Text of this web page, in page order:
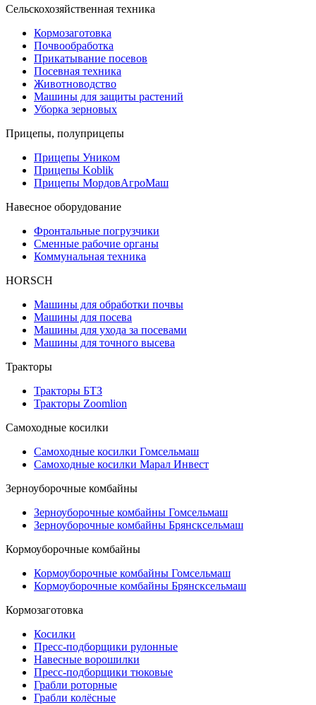
Сельскохозяйственная техника
Кормозаготовка
Почвообработка
Прикатывание посевов
Посевная техника
Животноводство
Машины для защиты растений
Уборка зерновых
Прицепы, полуприцепы
Прицепы Уником
Прицепы Koblik
Прицепы МордовАгроМаш
Навесное оборудование
Фронтальные погрузчики
Сменные рабочие органы
Коммунальная техника
HORSCH
Машины для обработки почвы
Машины для посева
Машины для ухода за посевами
Машины для точного высева
Тракторы
Тракторы БТЗ
Тракторы Zoomlion
Самоходные косилки
Самоходные косилки Гомсельмаш
Самоходные косилки Марал Инвест
Зерноуборочные комбайны
Зерноуборочные комбайны Гомсельмаш
Зерноуборочные комбайны Брянсксельмаш
Кормоуборочные комбайны
Кормоуборочные комбайны Гомсельмаш
Кормоуборочные комбайны Брянсксельмаш
Кормозаготовка
Косилки
Пресс-подборщики рулонные
Навесные ворошилки
Пресс-подборщики тюковые
Грабли роторные
Грабли колёсные